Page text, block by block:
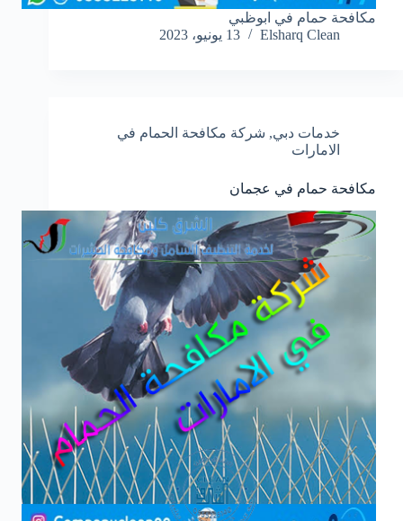
مكافحة حمام في ابوظبي
Elsharq Clean
13 يونيو، 2023
خدمات دبي, شركة مكافحة الحمام في
الامارات
مكافحة حمام في عجمان